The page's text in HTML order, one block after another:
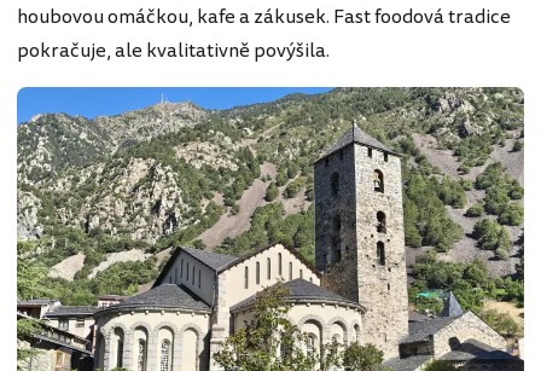
houbovou omáčkou, kafe a zákusek. Fast foodová tradice
pokračuje, ale kvalitativně povýšila.